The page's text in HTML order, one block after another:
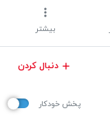
بیشتر
دنبال کردن
پخش خودکار